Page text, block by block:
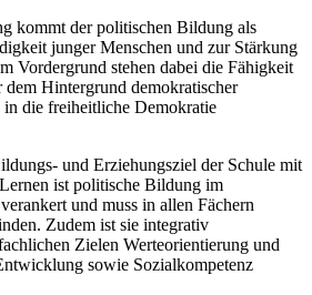
kommt der politischen Bildung als
junger Menschen und zur Stärkung
Vordergrund stehen dabei die Fähigkeit
Hintergrund demokratischer
die freiheitliche Demokratie
und Erziehungsziel der Schule mit
ist politische Bildung im
und muss in allen Fächern
Zudem ist sie integrativ
Zielen Werteorientierung und
sowie Sozialkompetenz